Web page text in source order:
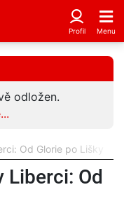
odložen.
Od Glorie po Lišky
Liberci: Od